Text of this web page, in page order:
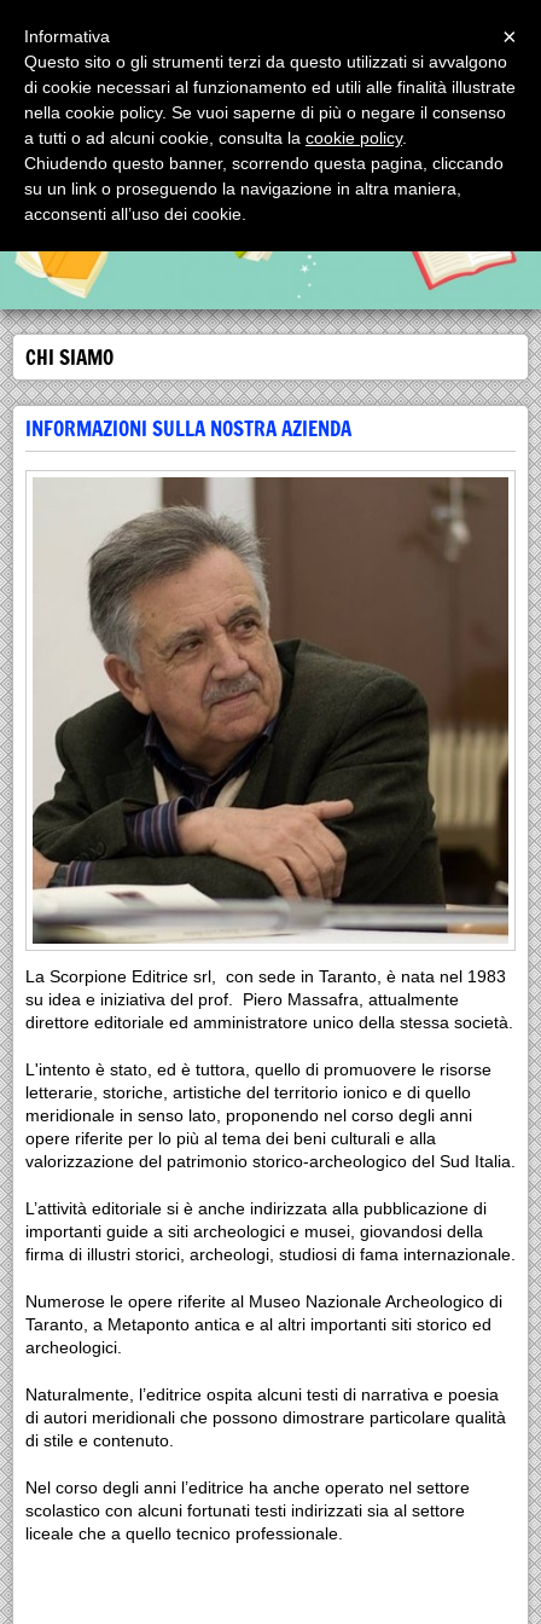
SCORPIONE EDITRICE SRL
SCORPIONE EDITRICE SRL via Mignogna, 1 - tel. 0994593993 74123
TARANTO (Italy)
CHI SIAMO
INFORMAZIONI SULLA NOSTRA AZIENDA
La Scorpione Editrice srl, con sede in Taranto, è nata nel 1983
su idea e iniziativa del prof. Piero Massafra, attualmente
direttore editoriale ed amministratore unico della stessa società.
L'intento è stato, ed è tuttora, quello di promuovere le risorse
letterarie, storiche, artistiche del territorio ionico e di quello
meridionale in senso lato, proponendo nel corso degli anni
opere riferite per lo più al tema dei beni culturali e alla
valorizzazione del patrimonio storico-archeologico del Sud Italia.
L’attività editoriale si è anche indirizzata alla pubblicazione di
importanti guide a siti archeologici e musei, giovandosi della
firma di illustri storici, archeologi, studiosi di fama internazionale.
Numerose le opere riferite al Museo Nazionale Archeologico di
Taranto, a Metaponto antica e al altri importanti siti storico ed
archeologici.
Naturalmente, l’editrice ospita alcuni testi di narrativa e poesia
di autori meridionali che possono dimostrare particolare qualità
di stile e contenuto.
Nel corso degli anni l’editrice ha anche operato nel settore
scolastico con alcuni fortunati testi indirizzati sia al settore
liceale che a quello tecnico professionale.
×
Informativa
Questo sito o gli strumenti terzi da questo utilizzati si avvalgono
di cookie necessari al funzionamento ed utili alle finalità illustrate
nella cookie policy. Se vuoi saperne di più o negare il consenso
a tutti o ad alcuni cookie, consulta la cookie policy.
Chiudendo questo banner, scorrendo questa pagina, cliccando
su un link o proseguendo la navigazione in altra maniera,
acconsenti all’uso dei cookie.